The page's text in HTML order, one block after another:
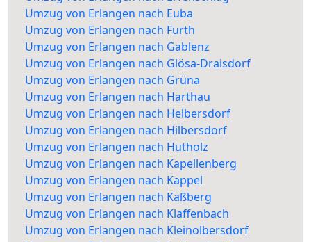
Umzug von Erlangen nach Euba
Umzug von Erlangen nach Furth
Umzug von Erlangen nach Gablenz
Umzug von Erlangen nach Glösa-Draisdorf
Umzug von Erlangen nach Grüna
Umzug von Erlangen nach Harthau
Umzug von Erlangen nach Helbersdorf
Umzug von Erlangen nach Hilbersdorf
Umzug von Erlangen nach Hutholz
Umzug von Erlangen nach Kapellenberg
Umzug von Erlangen nach Kappel
Umzug von Erlangen nach Kaßberg
Umzug von Erlangen nach Klaffenbach
Umzug von Erlangen nach Kleinolbersdorf